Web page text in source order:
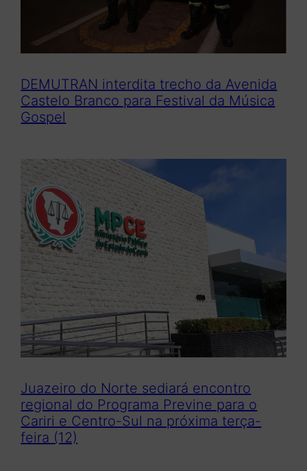
DEMUTRAN interdita trecho da Avenida
Castelo Branco para Festival da Música
Gospel
Juazeiro do Norte sediará encontro
regional do Programa Previne para o
Cariri e Centro-Sul na próxima terça-
feira (12)